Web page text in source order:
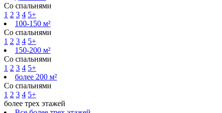
Со спальнями
1 2 3 4 5+
100-150 м²
Со спальнями
1 2 3 4 5+
150-200 м²
Со спальнями
1 2 3 4 5+
более 200 м²
Со спальнями
1 2 3 4 5+
более трех этажей